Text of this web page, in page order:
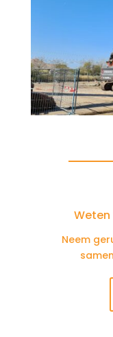
Neem